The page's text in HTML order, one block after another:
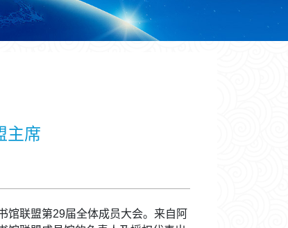
主席
馆联盟第29届全体成员大会。来自阿